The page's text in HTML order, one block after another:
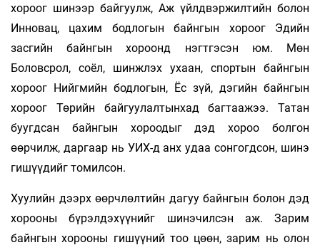
хороог шинээр байгуулж, Аж үйлдвэржилтийн болон
Инновац, цахим бодлогын байнгын хороог Эдийн
засгийн байнгын хороонд нэгтгэсэн юм. Мөн
Боловсрол, соёл, шинжлэх ухаан, спортын байнгын
хороог Нийгмийн бодлогын, Ёс зүй, дэгийн байнгын
хороог Төрийн байгуулалтынхад багтаажээ. Татан
буугдсан байнгын хороодыг дэд хороо болгон
өөрчилж, даргаар нь УИХ-д анх удаа сонгогдсон, шинэ
гишүүдийг томилсон.
Хуулийн дээрх өөрчлөлтийн дагуу байнгын болон дэд
хорооны бүрэлдэхүүнийг шинэчилсэн аж. Зарим
байнгын хорооны гишүүний тоо цөөн, зарим нь олон